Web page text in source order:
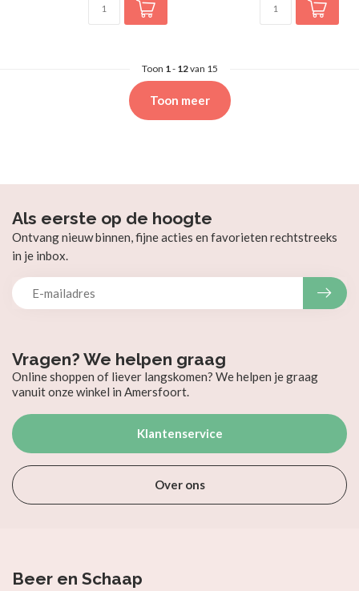
Toon 1- 12van 15
Toon meer
Vragen? We helpen graag
Online shoppen of liever langskomen? We helpen je graag
vanuit onze winkel in Amersfoort.
Klantenservice
Over ons
Als eerste op de hoogte
Ontvang nieuw binnen, fijne acties en favorieten rechtstreeks
in je inbox.
Beer en Schaap